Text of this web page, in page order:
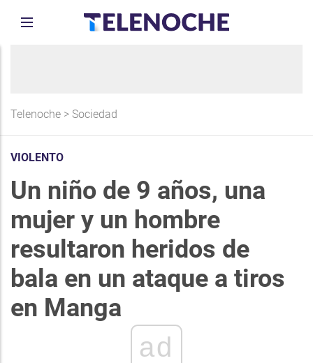
Telenoche > Sociedad
VIOLENTO
Un niño de 9 años, una
mujer y un hombre
resultaron heridos de
bala en un ataque a tiros
en Manga
ad